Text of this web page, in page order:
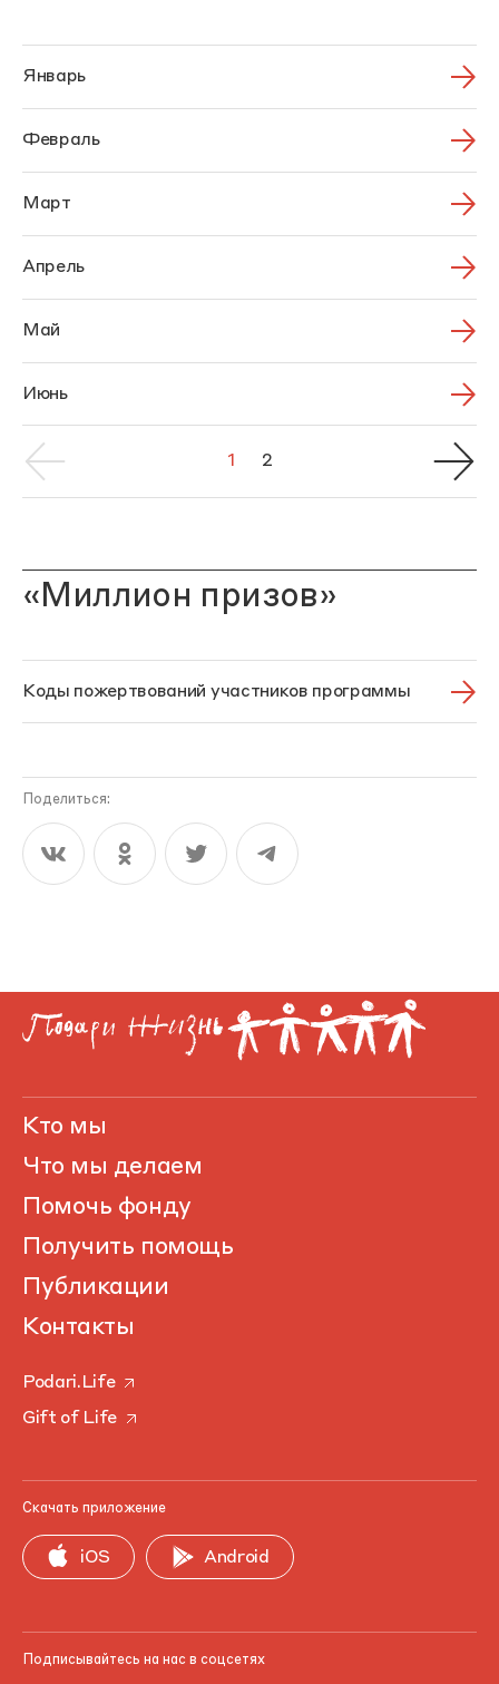
Январь
Февраль
Март
Апрель
Май
Июнь
1 2
«Миллион призов»
Коды пожертвований участников программы
Поделиться:
Кто мы
Что мы делаем
Помочь фонду
Получить помощь
Публикации
Контакты
Podari.Life
Gift of Life
Скачать приложение
iOS Android
Подписывайтесь на нас в соцсетях